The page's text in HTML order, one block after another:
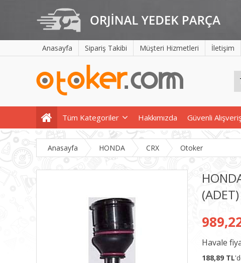
Anasayfa Sipariş Takibi Müşteri Hizmetleri İletişim
Tüm Kategoriler Hakkımızda Güvenli
Anasayfa HONDA CRX Otoker
Havale
188,89 TL